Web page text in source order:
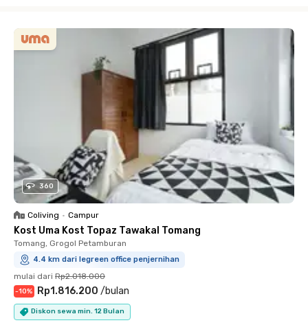
360
Coliving • Campur
Kost Uma Kost Topaz Tawakal Tomang
Tomang, Grogol Petamburan
4.4 km dari legreen office penjernihan
mulai dari Rp2.018.000
-10% Rp1.816.200 /bulan
Diskon sewa min. 12 Bulan